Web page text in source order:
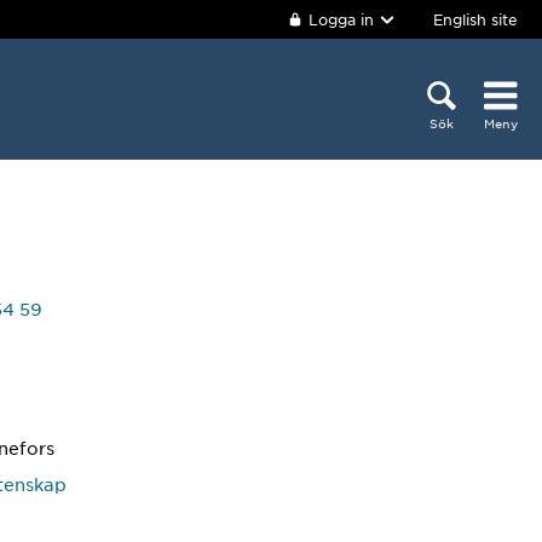
Logga in English site
Sök Meny
59